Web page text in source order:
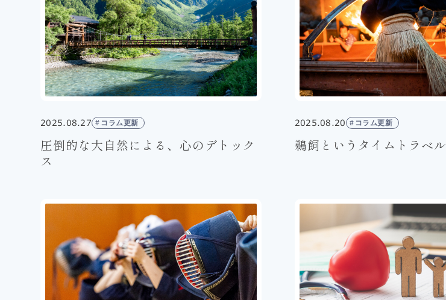
2025.08.27 コラム更新
圧倒的な大自然による、心のデトック
ス
2025.08.20 コラム更新
鵜飼というタイムトラベル